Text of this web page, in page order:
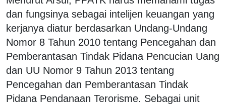
dan fungsinya sebagai intelijen keuangan yang
kerjanya diatur berdasarkan Undang-Undang
Nomor 8 Tahun 2010 tentang Pencegahan dan
Pemberantasan Tindak Pidana Pencucian Uang
dan UU Nomor 9 Tahun 2013 tentang
Pencegahan dan Pemberantasan Tindak
Pidana Pendanaan Terorisme. Sebagai unit